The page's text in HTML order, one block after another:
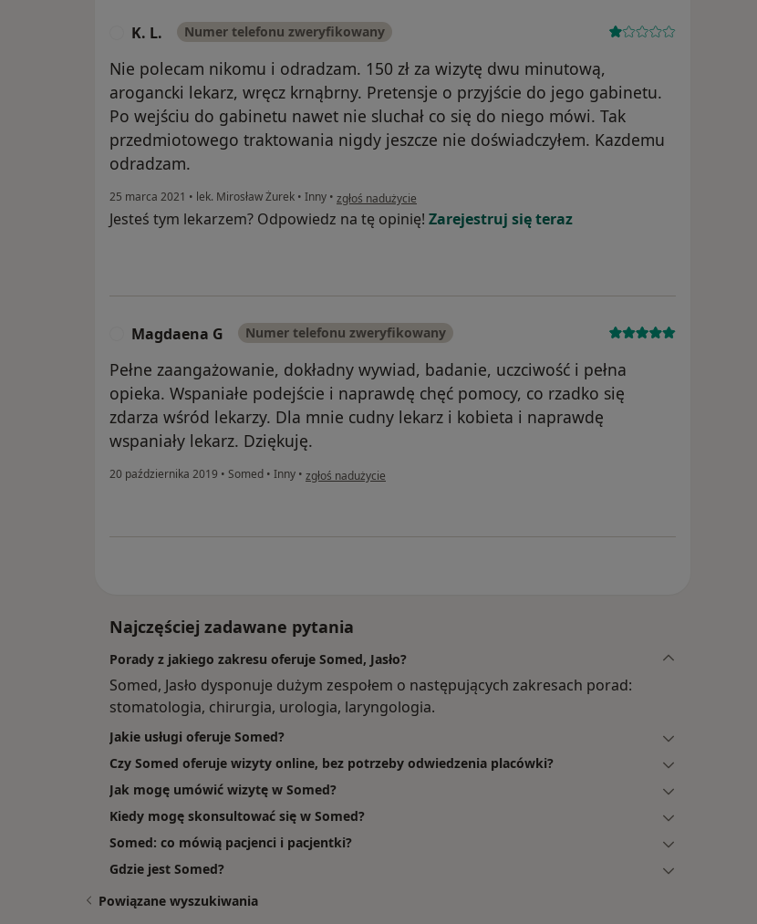
K. L. Numer telefonu zweryfikowany
Nie polecam nikomu i odradzam. 150 zł za wizytę dwu minutową,
arogancki lekarz, wręcz krnąbrny. Pretensje o przyjście do jego gabinetu.
Po wejściu do gabinetu nawet nie sluchał co się do niego mówi. Tak
przedmiotowego traktowania nigdy jeszcze nie doświadczyłem. Kazdemu
odradzam.
25 marca 2021 • lek. Mirosław Żurek • Inny • w opinii użytkownika K. L.
zgłoś nadużycie
Jesteś tym lekarzem? Odpowiedz na tę opinię! Zarejestruj się teraz
Magdaena G Numer telefonu zweryfikowany
Pełne zaangażowanie, dokładny wywiad, badanie, uczciwość i pełna
opieka. Wspaniałe podejście i naprawdę chęć pomocy, co rzadko się
zdarza wśród lekarzy. Dla mnie cudny lekarz i kobieta i naprawdę
wspaniały lekarz. Dziękuję.
20 października 2019 • Somed • Inny • w opinii użytkownika Magdaena G
zgłoś nadużycie
Najczęściej zadawane pytania
Porady z jakiego zakresu oferuje Somed, Jasło?
Somed, Jasło dysponuje dużym zespołem o następujących zakresach porad:
stomatologia, chirurgia, urologia, laryngologia.
Jakie usługi oferuje Somed?
Czy Somed oferuje wizyty online, bez potrzeby odwiedzenia placówki?
Jak mogę umówić wizytę w Somed?
Kiedy mogę skonsultować się w Somed?
Somed: co mówią pacjenci i pacjentki?
Gdzie jest Somed?
Powiązane wyszukiwania